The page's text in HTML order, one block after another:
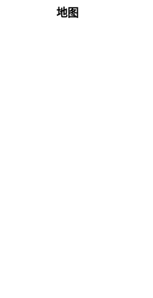
地图